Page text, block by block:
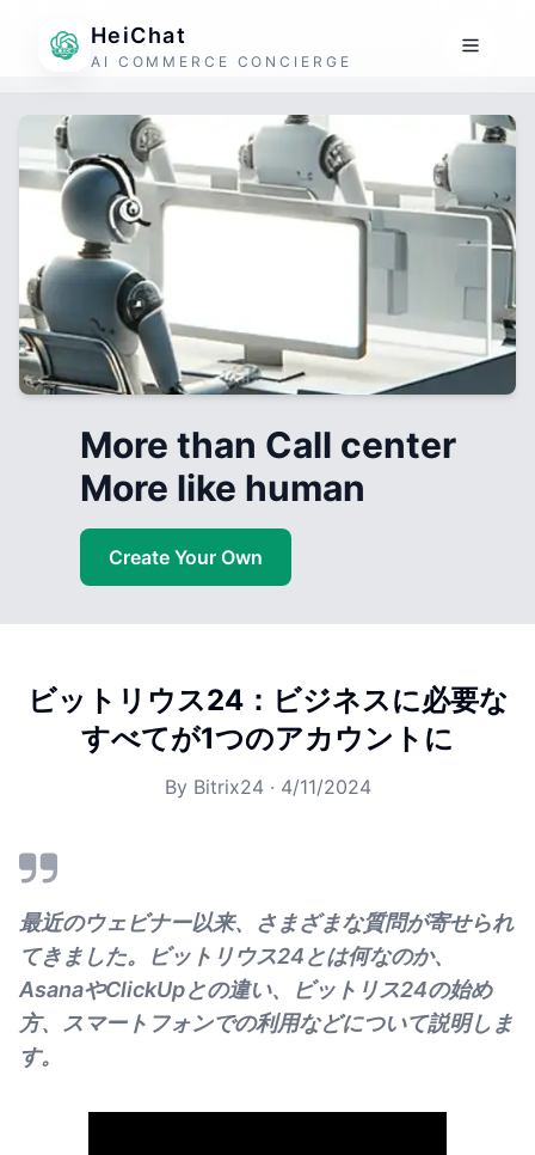
HeiChat
AI COMMERCE CONCIERGE
More than Call center
More like human
Create Your Own
ビットリウス24：ビジネスに必要な
すべてが1つのアカウントに
By Bitrix24· 4/11/2024
最近のウェビナー以来、さまざまな質問が寄せられ
てきました。ビットリウス24とは何なのか、
AsanaやClickUpとの違い、ビットリス24の始め
方、スマートフォンでの利用などについて説明しま
す。